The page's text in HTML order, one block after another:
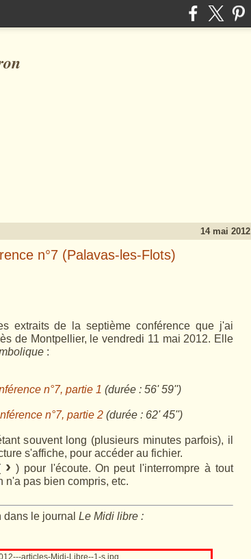
14 mai 2012
n°7 (Palavas-les-Flots)
extraits de la septième conférence que j'ai
de Montpellier, le vendredi 11 mai 2012. Elle
:
n°7, partie 1 (durée : 56' 59'')
n°7, partie 2 (durée : 62' 45'')
souvent long (plusieurs minutes parfois), il
s'affiche, pour accéder au fichier.
› ) pour l'écoute. On peut l'interrompre à tout
n'a pas bien compris, etc.
dans le journal Le Midi libre :